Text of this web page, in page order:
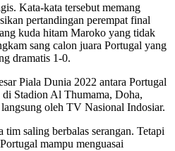
Kata-kata tersebut memang
pertandingan perempat final
kuda hitam Maroko yang tidak
sang calon juara Portugal yang
dramatis 1-0.
Piala Dunia 2022 antara Portugal
Stadion Al Thumama, Doha,
oleh TV Nasional Indosiar.
saling berbalas serangan. Tetapi
mampu menguasai